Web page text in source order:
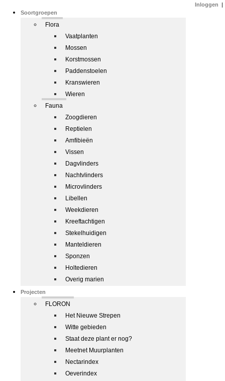
Soortgroepen
Flora
Vaatplanten
Mossen
Korstmossen
Paddenstoelen
Kranswieren
Wieren
Fauna
Zoogdieren
Reptielen
Amfibieën
Vissen
Dagvlinders
Nachtvlinders
Microvlinders
Libellen
Weekdieren
Kreeftachtigen
Stekelhuidigen
Manteldieren
Sponzen
Holtedieren
Overig marien
Projecten
FLORON
Het Nieuwe Strepen
Witte gebieden
Staat deze plant er nog?
Meetnet Muurplanten
Nectarindex
Oeverindex
Inloggen |